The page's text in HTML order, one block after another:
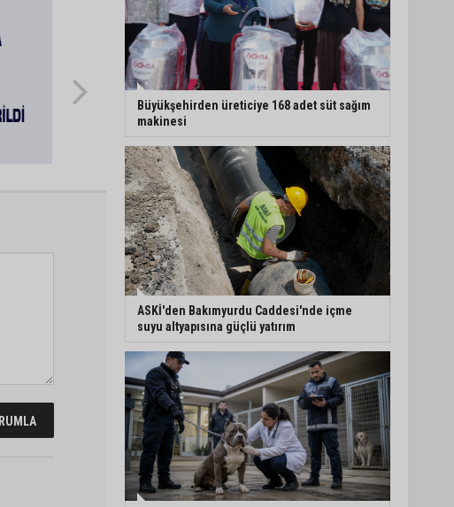
Adana’da motosiklet
hırsızından ilginç
savunma: “Eve gitmek
için aldım, geri
verecektim”
Büyükşehirden üreticiye 168 adet süt sağım
makinesi
ASKİ'den Bakımyurdu Caddesi'nde içme
suyu altyapısına güçlü yatırım